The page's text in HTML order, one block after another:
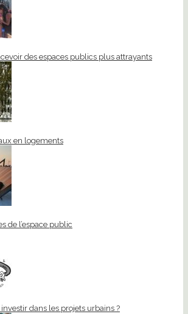
des espaces publics plus attrayants
en logements
de l’espace public
dans les projets urbains ?